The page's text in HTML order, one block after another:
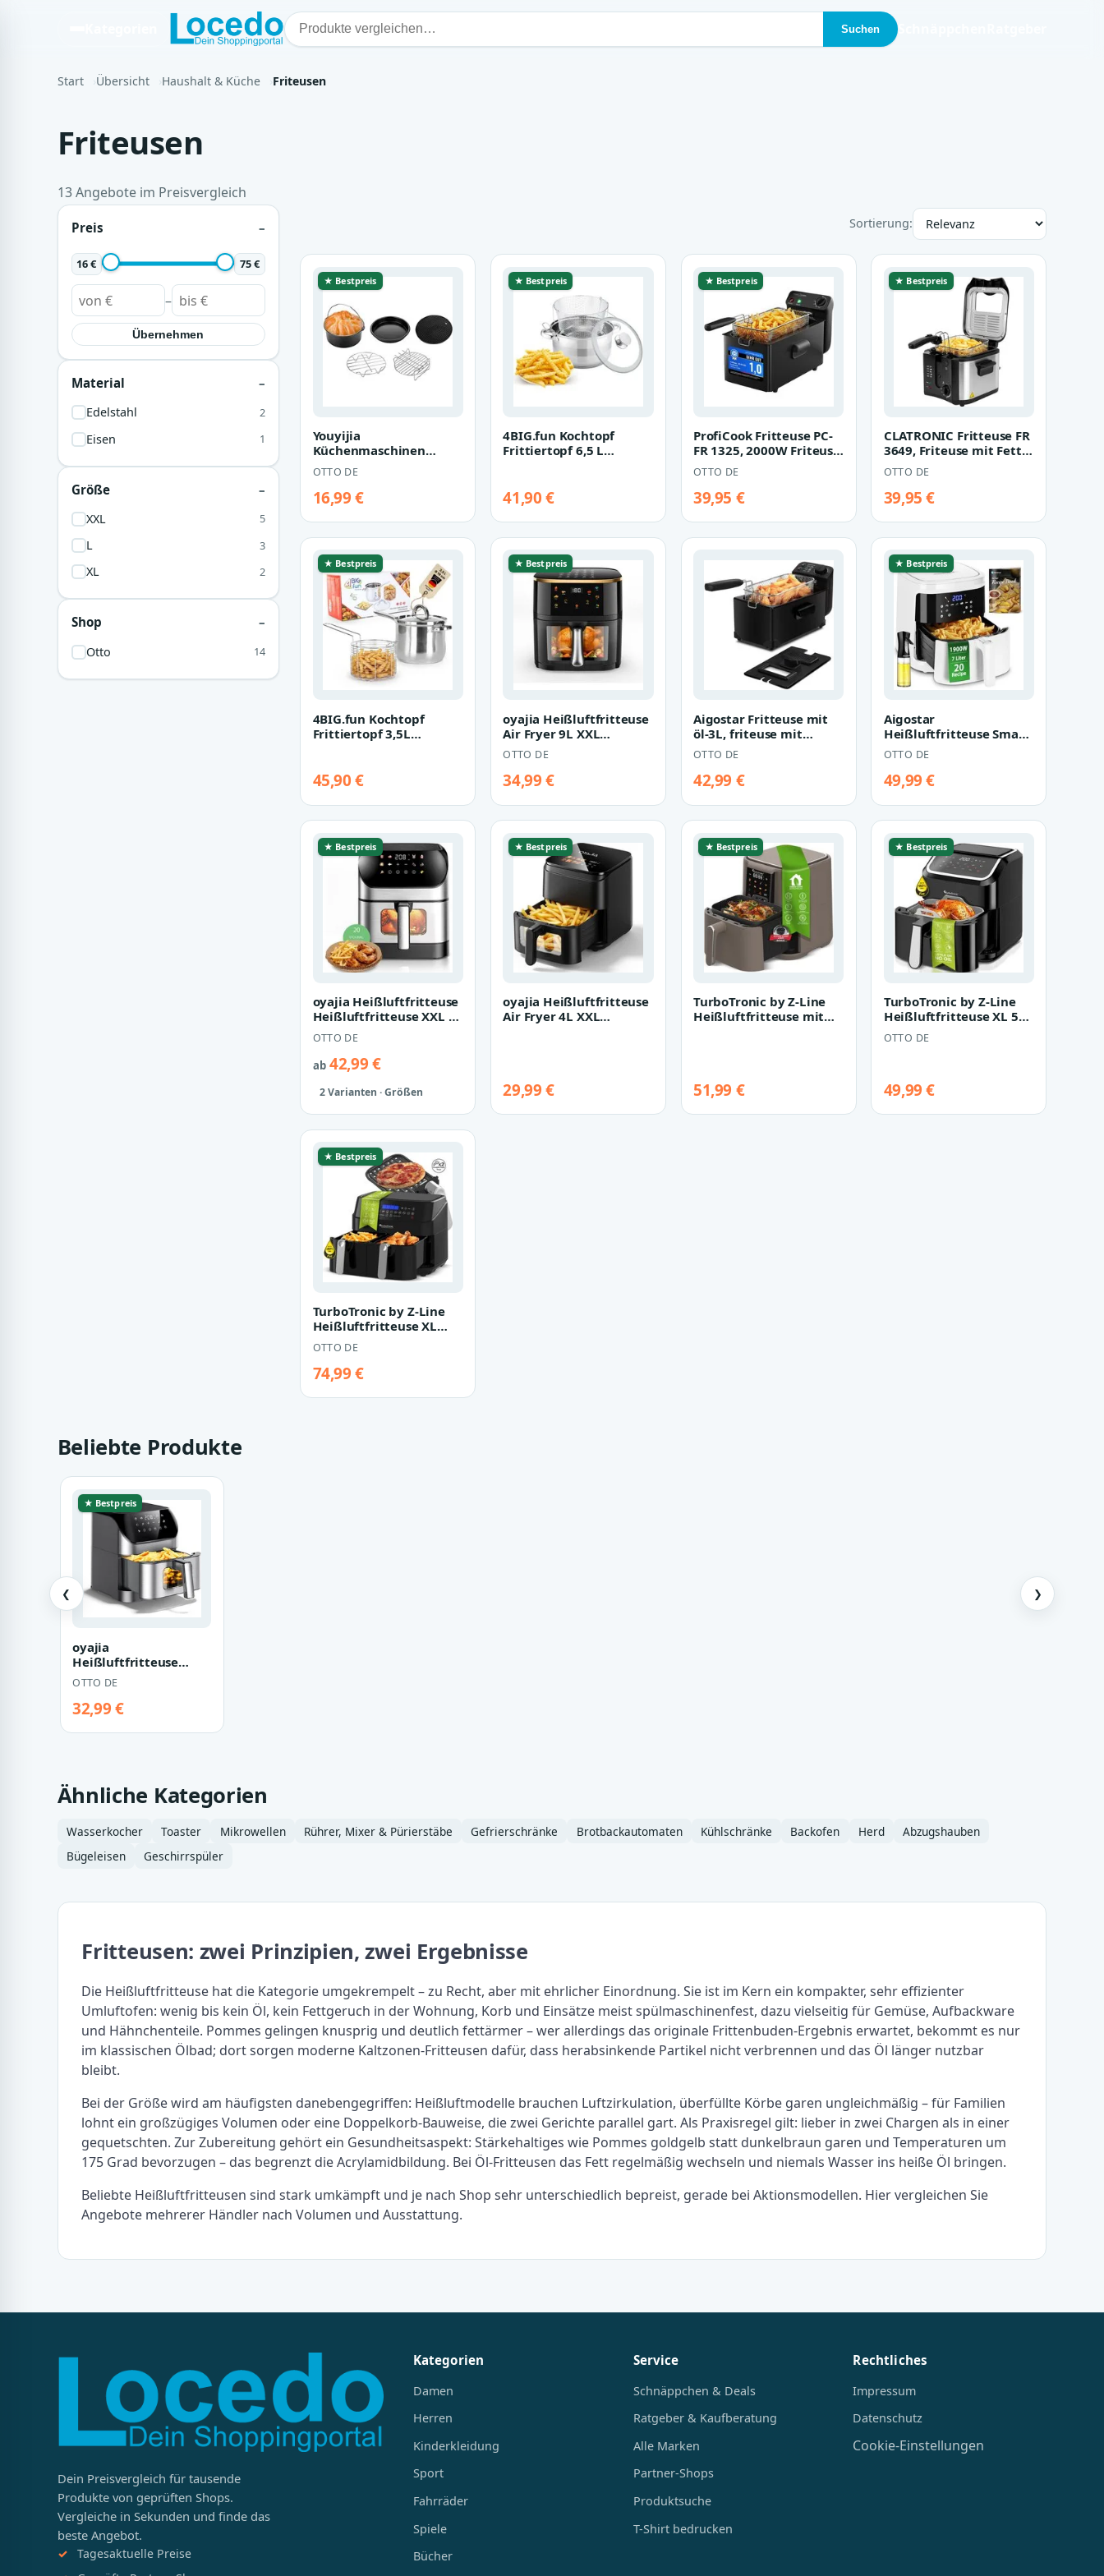
Suchen
Start Übersicht Haushalt & Küche Friteusen
Friteusen
13 Angebote im Preisvergleich
Preis
16 € 75 €
–
Übernehmen
Material
Edelstahl 2
Eisen 1
Größe
XXL 5
L 3
XL 2
Shop
Otto 14
Sortierung:
★ Bestpreis
Youyijia
Küchenmaschinen
Zubehör-Set 7in
Zubehör
Heißluftfritteuse Uni…
OTTO DE
16,99 €
★ Bestpreis
4BIG.fun Kochtopf
Frittiertopf 6,5 L
41,90 €
★ Bestpreis
ProfiCook Fritteuse PC-
FR 1325, 2000W Friteuse
mit Fett, bis190°C, 3L,…
OTTO DE
39,95 €
★ Bestpreis
CLATRONIC Fritteuse FR
3649, Friteuse mit Fett,
2,5 L, Fritteuse 130-1…
OTTO DE
39,95 €
★ Bestpreis
4BIG.fun Kochtopf
Frittiertopf 3,5L
45,90 €
★ Bestpreis
oyajia Heißluftfritteuse
Air Fryer 9L XXL
Heissluftfritteuse mit
Sicht…
OTTO DE
34,99 €
Aigostar Fritteuse mit
öl-3L, friteuse mit
Sichtfenster, stufenloser
T…
OTTO DE
42,99 €
★ Bestpreis
Aigostar
Heißluftfritteuse Smart
Air Fryer 7L XXL Friteuse
Heissluft,…
OTTO DE
49,99 €
★ Bestpreis
oyajia Heißluftfritteuse
Heißluftfritteuse XXL 8L
mit Sichtfenster, Fr…
OTTO DE
ab42,99 €
2 Varianten · Größen
★ Bestpreis
oyajia Heißluftfritteuse
Air Fryer 4L XXL
29,99 €
★ Bestpreis
TurboTronic by Z-Line
Heißluftfritteuse mit
51,99 €
★ Bestpreis
TurboTronic by Z-Line
Heißluftfritteuse XL 5L
für 0,5 kg perfekte
Pomm…
OTTO DE
49,99 €
★ Bestpreis
TurboTronic by Z-Line
Heißluftfritteuse XL
Doppelkammer 12in1
Dual Air…
OTTO DE
74,99 €
Beliebte Produkte
❮
★ Bestpreis
oyajia
Heißluftfritteuse
Heißluftfritteuse XXL
8L mit Sichtfenster,
Fr…
OTTO DE
32,99 €
❯
Ähnliche Kategorien
Wasserkocher Toaster Mikrowellen Rührer, Mixer & Pürierstäbe Gefrierschränke Brotbackautomaten Kühlschränke Backofen Herd
Abzugshauben
Bügeleisen
Geschirrspüler
Fritteusen: zwei Prinzipien, zwei Ergebnisse
Die Heißluftfritteuse hat die Kategorie umgekrempelt – zu Recht, aber mit ehrlicher Einordnung. Sie ist im Kern ein kompakter, sehr effizienter
Umluftofen: wenig bis kein Öl, kein Fettgeruch in der Wohnung, Korb und Einsätze meist spülmaschinenfest, dazu vielseitig für Gemüse, Aufbackware
und Hähnchenteile. Pommes gelingen knusprig und deutlich fettärmer – wer allerdings das originale Frittenbuden-Ergebnis erwartet, bekommt es nur
im klassischen Ölbad; dort sorgen moderne Kaltzonen-Fritteusen dafür, dass herabsinkende Partikel nicht verbrennen und das Öl länger nutzbar
bleibt.
Bei der Größe wird am häufigsten danebengegriffen: Heißluftmodelle brauchen Luftzirkulation, überfüllte Körbe garen ungleichmäßig – für Familien
lohnt ein großzügiges Volumen oder eine Doppelkorb-Bauweise, die zwei Gerichte parallel gart. Als Praxisregel gilt: lieber in zwei Chargen als in einer
gequetschten. Zur Zubereitung gehört ein Gesundheitsaspekt: Stärkehaltiges wie Pommes goldgelb statt dunkelbraun garen und Temperaturen um
175 Grad bevorzugen – das begrenzt die Acrylamidbildung. Bei Öl-Fritteusen das Fett regelmäßig wechseln und niemals Wasser ins heiße Öl bringen.
Beliebte Heißluftfritteusen sind stark umkämpft und je nach Shop sehr unterschiedlich bepreist, gerade bei Aktionsmodellen. Hier vergleichen Sie
Angebote mehrerer Händler nach Volumen und Ausstattung.
Dein Preisvergleich für tausende
Produkte von geprüften Shops.
Vergleiche in Sekunden und finde das
beste Angebot.
Tagesaktuelle Preise
Kategorien
Damen
Herren
Kinderkleidung
Sport
Fahrräder
Spiele
Bücher
Service
Schnäppchen & Deals
Ratgeber & Kaufberatung
Alle Marken
Partner-Shops
Produktsuche
T-Shirt bedrucken
Rechtliches
Impressum
Datenschutz
Cookie-Einstellungen